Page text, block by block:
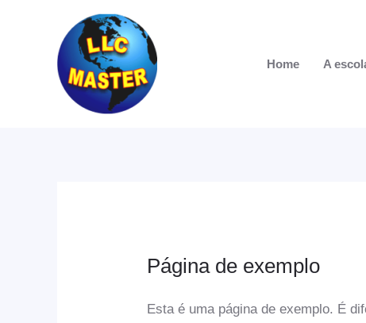
Home A
Página de exemplo
Esta é uma página de exemplo. É